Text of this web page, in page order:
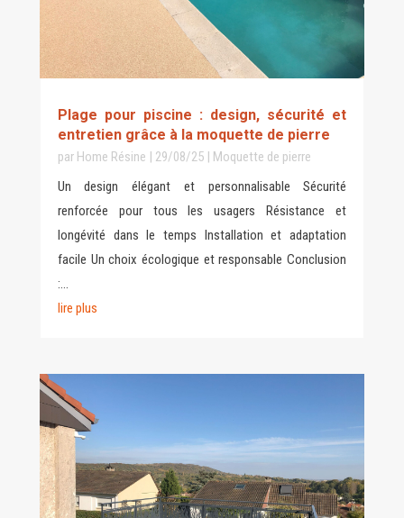
Plage pour piscine : design, sécurité et
entretien grâce à la moquette de pierre
par Home Résine | 29/08/25| Moquette de pierre
Un design élégant et personnalisable Sécurité
renforcée pour tous les usagers Résistance et
longévité dans le temps Installation et adaptation
facile Un choix écologique et responsable Conclusion
:...
lire plus